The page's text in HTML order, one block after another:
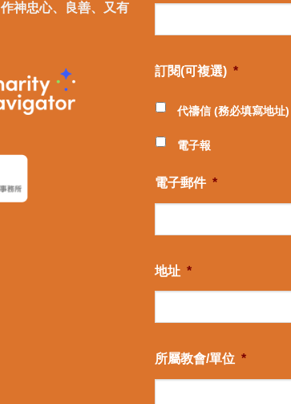
神忠心、良善、又有
訂閱(可複選) *
代禱信 (務必填寫地址)
電子報
電子郵件 *
地址 *
所屬教會/單位 *